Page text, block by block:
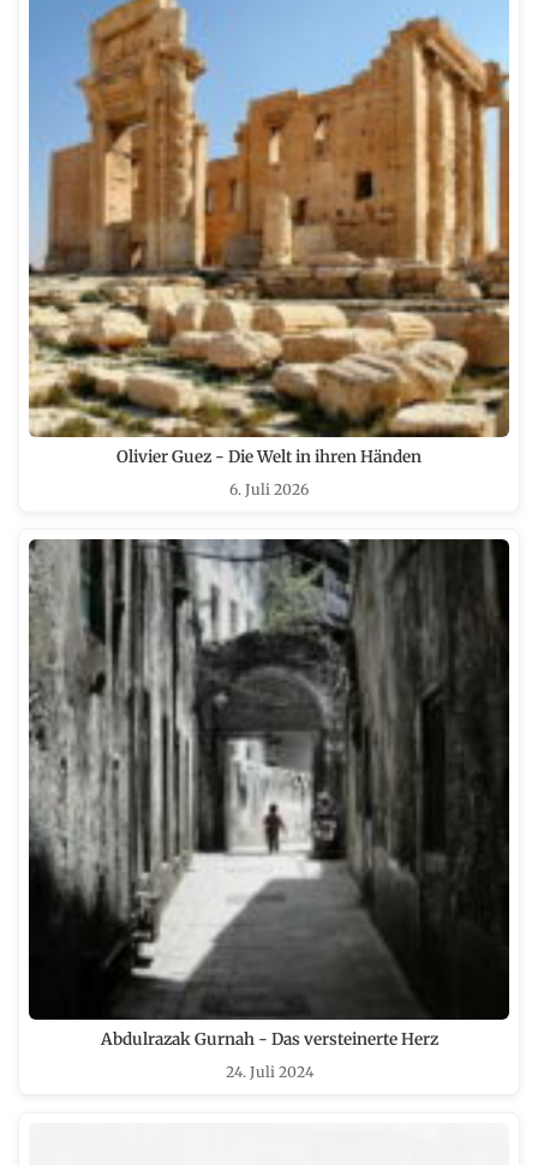
Olivier Guez - Die Welt in ihren Händen
6. Juli 2026
Abdulrazak Gurnah - Das versteinerte Herz
24. Juli 2024